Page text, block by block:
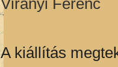
A kiállítás